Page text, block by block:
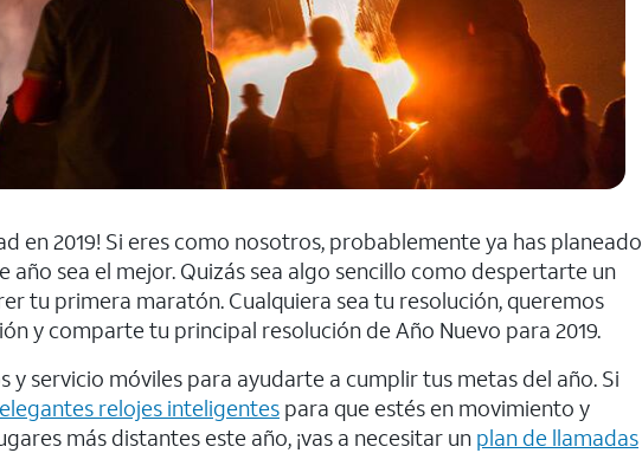
en 2019! Si eres como nosotros, probablemente ya has planeado
año sea el mejor. Quizás sea algo sencillo como despertarte un
tu primera maratón. Cualquiera sea tu resolución, queremos
y comparte tu principal resolución de Año Nuevo para 2019.
servicio móviles para ayudarte a cumplir tus metas del año. Si
elegantes relojes inteligentes para que estés en movimiento y
más distantes este año, ¡vas a necesitar un plan de llamadas